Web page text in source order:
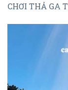
CHƠI THẢ GA